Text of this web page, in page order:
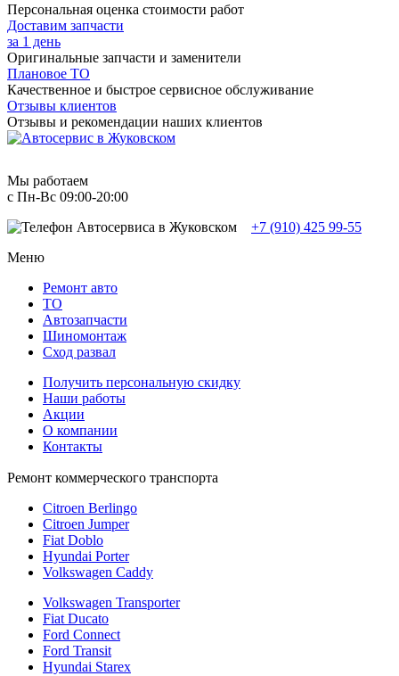
Персональная оценка стоимости работ
Доставим запчасти
за 1 день
Оригинальные запчасти и заменители
Плановое ТО
Качественное и быстрое сервисное обслуживание
Отзывы клиентов
Отзывы и рекомендации наших клиентов
Мы работаем
с Пн-Вc 09:00-20:00
+7 (910) 425 99-55
Меню
Ремонт авто
TO
Автозапчасти
Шиномонтаж
Сход развал
Получить персональную скидку
Наши работы
Акции
О компании
Контакты
Ремонт коммерческого транспорта
Citroen Berlingo
Citroen Jumper
Fiat Doblo
Hyundai Porter
Volkswagen Caddy
Volkswagen Transporter
Fiat Ducato
Ford Connect
Ford Transit
Hyundai Starex